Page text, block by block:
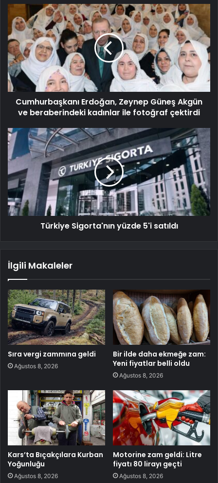
Cumhurbaşkanı Erdoğan, Zeynep Güneş Akgün
ve beraberindeki kadınlar ile fotoğraf çektirdi
Türkiye Sigorta'nın yüzde 5'i satıldı
İlgili Makaleler
Sıra vergi zammına geldi
Ağustos 8, 2026
Bir ilde daha ekmeğe zam:
Yeni fiyatlar belli oldu
Ağustos 8, 2026
Kars’ta Bıçakçılara Kurban
Yoğunluğu
Ağustos 8, 2026
Motorine zam geldi: Litre
fiyatı 80 lirayı geçti
Ağustos 8, 2026